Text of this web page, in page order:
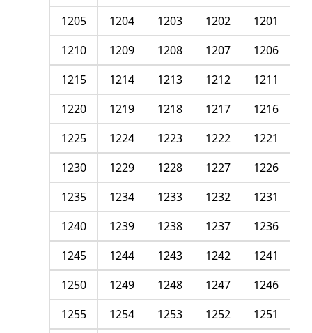
1201
1202
1203
1204
1205
1206
1207
1208
1209
1210
1211
1212
1213
1214
1215
1216
1217
1218
1219
1220
1221
1222
1223
1224
1225
1226
1227
1228
1229
1230
1231
1232
1233
1234
1235
1236
1237
1238
1239
1240
1241
1242
1243
1244
1245
1246
1247
1248
1249
1250
1251
1252
1253
1254
1255